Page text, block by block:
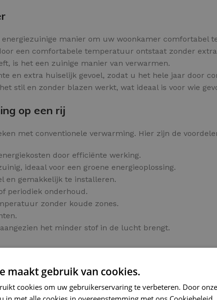
manier om uw woonkamer comfortabel
een comfortabele temperatuur ontstaat zonder
is het een zuinige manier van verwarmen.
en extra huiselijk gevoel, zodat u het hele jaar door
stil en zonder blazen werkt, wat ideaal is voor wie
op een rij
met conventionele verwarming. Hier zijn de
door efficiënte werking.
ideaal voor een groene energieoplossing.
en gemakkelijk te installeren.
periodiek onderhoud.
zonder koude zones.
het minder stof in de lucht brengt.
warmte onder uw tegelvloer.
maakt gebruik van cookies.
cookies om uw gebruikerservaring te verbeteren. Door